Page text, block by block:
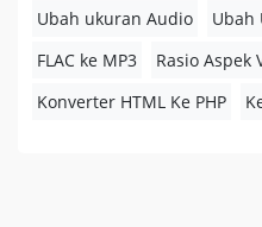
Ubah ukuran Audio
Ubah
FLAC ke MP3
Rasio Aspek
Konverter HTML Ke PHP